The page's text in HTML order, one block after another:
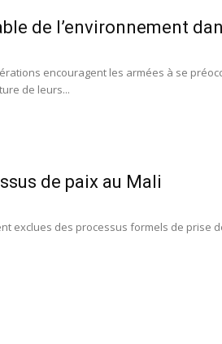
de l’environnement
encouragent les armées à se
de leurs...
de paix au Mali
exclues des processus formels de prise